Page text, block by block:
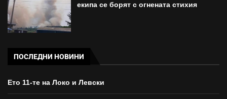
екипа се борят с огнената стихия
ПОСЛЕДНИ НОВИНИ
Ето 11-те на Локо и Левски